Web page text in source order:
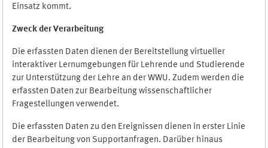
Einsatz kommt.
Zweck der Verarbeitung
Die erfassten Daten dienen der Bereitstellung virtueller
interaktiver Lernumgebungen für Lehrende und Studierende
zur Unterstützung der Lehre an der WWU. Zudem werden die
erfassten Daten zur Bearbeitung wissenschaftlicher
Fragestellungen verwendet.
Die erfassten Daten zu den Ereignissen dienen in erster Linie
der Bearbeitung von Supportanfragen. Darüber hinaus